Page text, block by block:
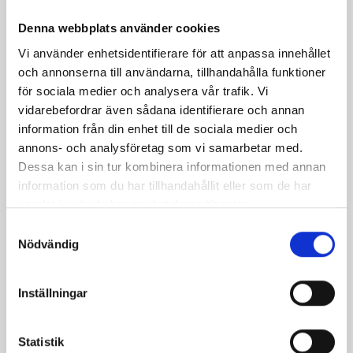
Denna webbplats använder cookies
Vi använder enhetsidentifierare för att anpassa innehållet
och annonserna till användarna, tillhandahålla funktioner
för sociala medier och analysera vår trafik. Vi
vidarebefordrar även sådana identifierare och annan
information från din enhet till de sociala medier och
annons- och analysföretag som vi samarbetar med.
Dessa kan i sin tur kombinera informationen med annan
information som du har tillhandahållit eller som de har
samlat in när du har använt deras tjänster.
Nödvändig
Inställningar
Statistik